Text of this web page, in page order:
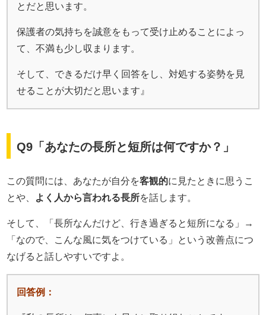
とだと思います。
保護者の気持ちを誠意をもって受け止めることによっ
て、不満も少し収まります。
そして、できるだけ早く回答をし、対処する姿勢を見
せることが大切だと思います』
Q9「あなたの長所と短所は何ですか？」
この質問には、あなたが自分を客観的に見たときに思うこ
とや、
よく人から言われる長所を話します。
そして、「長所なんだけど、行き過ぎると短所になる」→
「なので、こんな風に気をつけている」という改善点につ
なげると話しやすいですよ。
回答例：